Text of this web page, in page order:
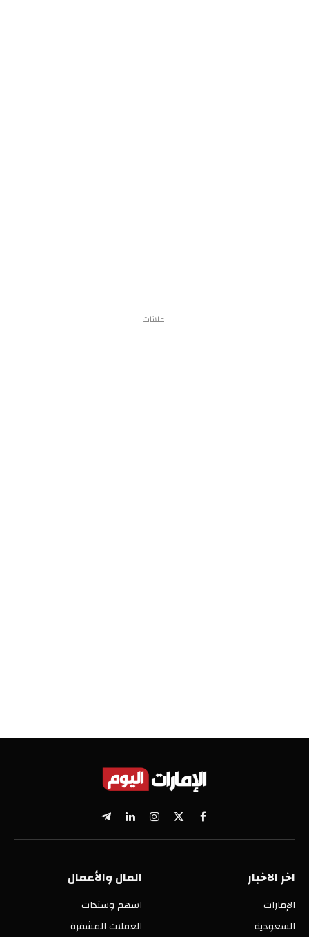
اعلانات
فيسبوك
X
(Twitter)
الانستغراملينكدإنتيلقرام
اخر الاخبار
الإمارات
السعودية
المال والأعمال
اسهم وسندات
العملات المشفرة